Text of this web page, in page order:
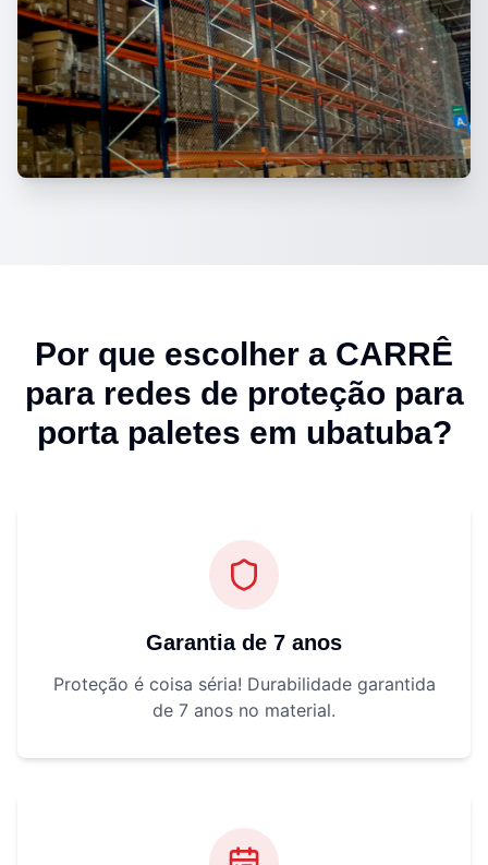
Por que escolher a CARRÊ
para redes de proteção para
porta paletes em ubatuba?
Garantia de 7 anos
Proteção é coisa séria! Durabilidade garantida
de 7 anos no material.